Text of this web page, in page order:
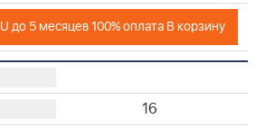
до 5 месяцев 100% оплата В корзину
16